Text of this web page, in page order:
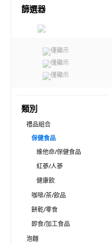
篩選器
僅顯示
僅顯示
僅顯示
類別
禮品組合
保健食品
維他命/保健食品
紅蔘/人蔘
健康飲
咖啡/茶/飲品
餅乾/零食
即食/加工食品
泡麵